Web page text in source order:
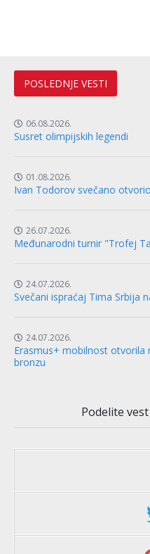
POSLEDNJE VESTI
06.08.2026.
Susret olimpijskih legendi
01.08.2026.
Ivan Todorov svečano
26.07.2026.
Međunarodni turnir "Trofej
24.07.2026.
Svečani ispraćaj Tima Srbija
24.07.2026.
Erasmus+ mobilnost otvorila
bronzu
Podelite